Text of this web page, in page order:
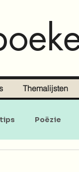
Themalijsten
Poëzie